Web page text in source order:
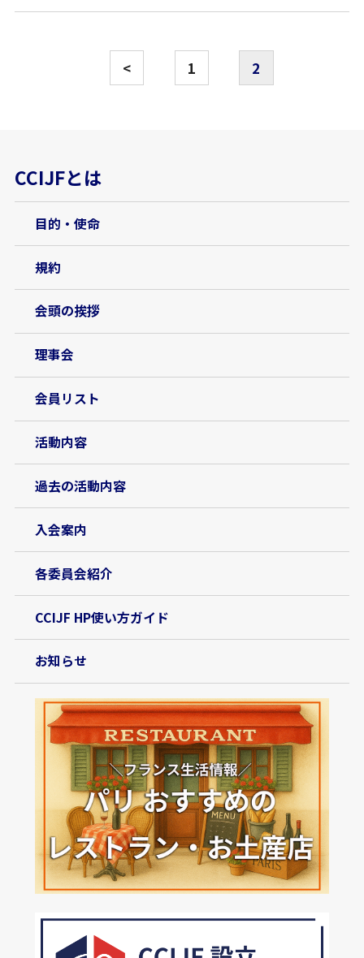
< 1 2
CCIJFとは
目的・使命
規約
会頭の挨拶
理事会
会員リスト
活動内容
過去の活動内容
入会案内
各委員会紹介
CCIJF HP使い方ガイド
お知らせ